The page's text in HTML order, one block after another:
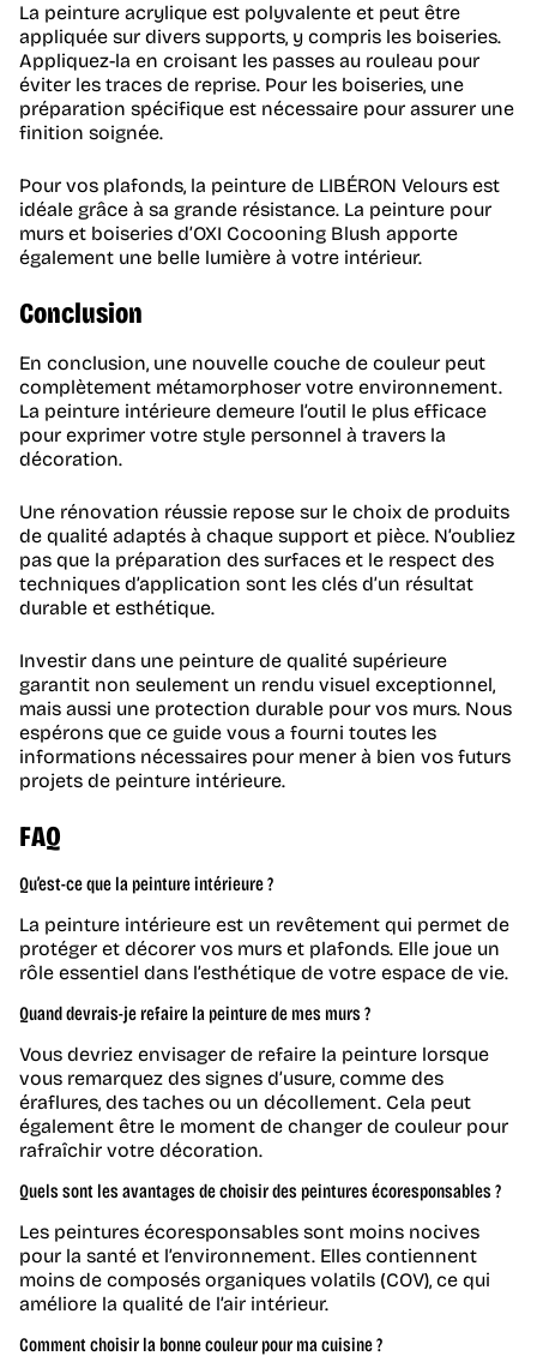
La peinture acrylique est polyvalente et peut être
appliquée sur divers supports, y compris les boiseries.
Appliquez-la en croisant les passes au rouleau pour
éviter les traces de reprise. Pour les boiseries, une
préparation spécifique est nécessaire pour assurer une
finition soignée.
Pour vos plafonds, la peinture de LIBÉRON Velours est
idéale grâce à sa grande résistance. La peinture pour
murs et boiseries d’OXI Cocooning Blush apporte
également une belle lumière à votre intérieur.
Conclusion
En conclusion, une nouvelle couche de couleur peut
complètement métamorphoser votre environnement.
La peinture intérieure demeure l’outil le plus efficace
pour exprimer votre style personnel à travers la
décoration.
Une rénovation réussie repose sur le choix de produits
de qualité adaptés à chaque support et pièce. N’oubliez
pas que la préparation des surfaces et le respect des
techniques d’application sont les clés d’un résultat
durable et esthétique.
Investir dans une peinture de qualité supérieure
garantit non seulement un rendu visuel exceptionnel,
mais aussi une protection durable pour vos murs. Nous
espérons que ce guide vous a fourni toutes les
informations nécessaires pour mener à bien vos futurs
projets de peinture intérieure.
FAQ
Qu’est-ce que la peinture intérieure ?
La peinture intérieure est un revêtement qui permet de
protéger et décorer vos murs et plafonds. Elle joue un
rôle essentiel dans l’esthétique de votre espace de vie.
Quand devrais-je refaire la peinture de mes murs ?
Vous devriez envisager de refaire la peinture lorsque
vous remarquez des signes d’usure, comme des
éraflures, des taches ou un décollement. Cela peut
également être le moment de changer de couleur pour
rafraîchir votre décoration.
Quels sont les avantages de choisir des peintures écoresponsables ?
Les peintures écoresponsables sont moins nocives
pour la santé et l’environnement. Elles contiennent
moins de composés organiques volatils (COV), ce qui
améliore la qualité de l’air intérieur.
Comment choisir la bonne couleur pour ma cuisine ?